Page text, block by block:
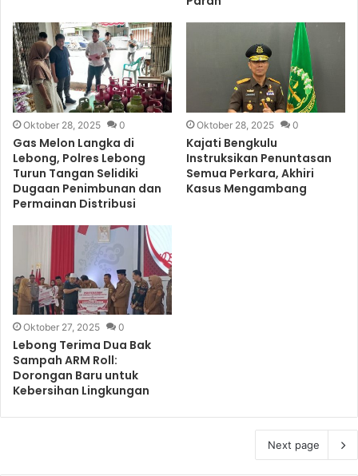
Oktober 28, 2025 0
Gas Melon Langka di
Lebong, Polres Lebong
Turun Tangan Selidiki
Dugaan Penimbunan dan
Permainan Distribusi
Oktober 28, 2025 0
Kajati Bengkulu
Instruksikan Penuntasan
Semua Perkara, Akhiri
Kasus Mengambang
Oktober 27, 2025 0
Lebong Terima Dua Bak
Sampah ARM Roll:
Dorongan Baru untuk
Kebersihan Lingkungan
Next page